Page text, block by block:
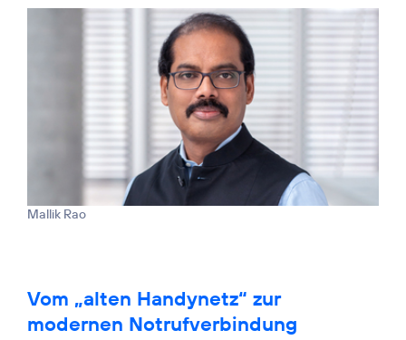
Mallik Rao
Vom „alten Handynetz“ zur
modernen Notrufverbindung